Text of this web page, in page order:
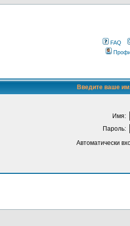
FAQ
Введите ваше
Имя:
Пароль:
Автоматически